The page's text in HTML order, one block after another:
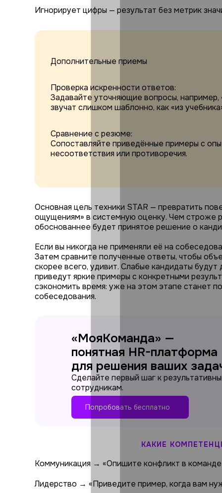
Игнорирует цифры — результат без метрик
Дополнительные приемы
Проверка искренности ответов:
Задавайте уточняющие вопросы,
звучат слишком шаблонно, как «из
Сравнение с резюме:
Сопоставляйте приведённые примеры с
несоответствия или противоречия.
Основная цель техники STAR — превратить
ощущениям» в системную оценку. Чем строже
обоснованнее будет принятое решение о
Если вы никогда не применяли её на
Затем сравните полученные ответы, чтобы
скорее всего, удивит. Слабые кандидаты
приведут яркие примеры с конкретными
сэкономить время: уже на этом этапе станет
собеседования.
«МояКоманда» —
понятная HR-платформа
для решения ваших
Сделайте первый шаг к
сотрудникам.
Попробовать бесплатно
КАКИЕ
Коммуникация → «Опишите конфликт в команде
Лидерство → «Приведите пример, когда вам